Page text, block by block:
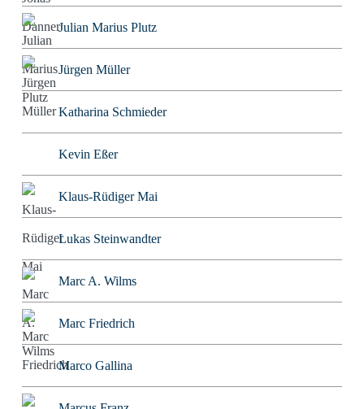
Julian Marius Plutz
Jürgen Müller
Katharina Schmieder
Kevin Eßer
Klaus-Rüdiger Mai
Lukas Steinwandter
Marc A. Wilms
Marc Friedrich
Marco Gallina